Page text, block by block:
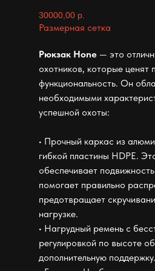
30000,00 р.
Размерная сетка
Рюкзак Hone — это
охотников, которые ценят
функциональность. Он
необходимыми
успешной охоты:
• Прочный каркас из
гибкой пластины HDPE.
обеспечивает
помогает правильно
предотвращает
нагрузке.
• Нагрудный ремень с
регулировкой по высоте
дополнительную поддержку.